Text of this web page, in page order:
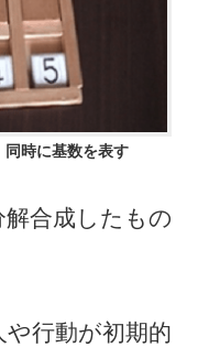
時に基数を表す
合成したもの
行動が初期的